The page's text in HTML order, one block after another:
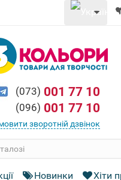
(073) 001 77 10
(096) 001 77 10
зворотній дзвінок
Новинки
Хіти